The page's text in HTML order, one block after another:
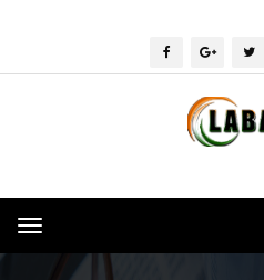
Toggle
navigation